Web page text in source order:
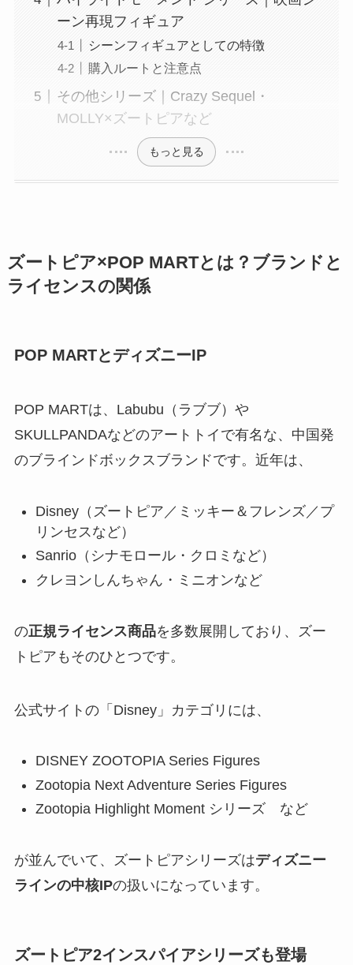
ーン再現フィギュア
シーンフィギュアとしての特徴
購入ルートと注意点
その他シリーズ｜Crazy Sequel・
MOLLY×ズートピアなど
もっと見る
ズートピア×POP MARTとは？ブランドと
ライセンスの関係
POP MARTとディズニーIP
POP MARTは、Labubu（ラブブ）や
SKULLPANDAなどのアートトイで有名な、中国発
のブラインドボックスブランドです。近年は、
Disney（ズートピア／ミッキー＆フレンズ／プ
リンセスなど）
Sanrio（シナモロール・クロミなど）
クレヨンしんちゃん・ミニオンなど
の正規ライセンス商品を多数展開しており、ズー
トピアもそのひとつです。
公式サイトの「Disney」カテゴリには、
DISNEY ZOOTOPIA Series Figures
Zootopia Next Adventure Series Figures
Zootopia Highlight Moment シリーズ など
が並んでいて、ズートピアシリーズはディズニー
ラインの中核IPの扱いになっています。
ズートピア2インスパイアシリーズも登場